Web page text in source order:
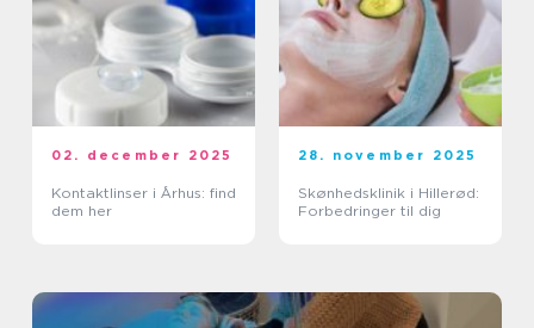
02. december 2025
Kontaktlinser i Århus: find
dem her
28. november 2025
Skønhedsklinik i Hillerød:
Forbedringer til dig